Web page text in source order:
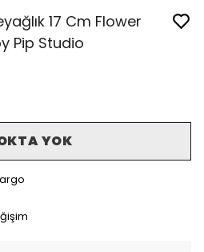
17 Cm Flower
Pip Studio
YOK